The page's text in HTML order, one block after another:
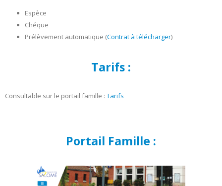
Espèce
Chéque
Prélèvement automatique (Contrat à télécharger)
Tarifs :
Consultable sur le portail famille : Tarifs
Portail Famille :